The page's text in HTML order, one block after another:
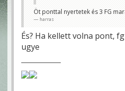
Öt ponttal nyertetek és 3 FG
harras
És? Ha kellett volna pont,
ugye